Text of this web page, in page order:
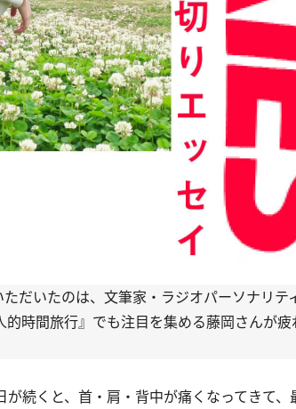
だいたのは、文筆家・ラジオパーソナリテ
的時間旅行』でも注目を集める藤岡さんが疲
続くと、首・肩・背中が痛くなってきて、